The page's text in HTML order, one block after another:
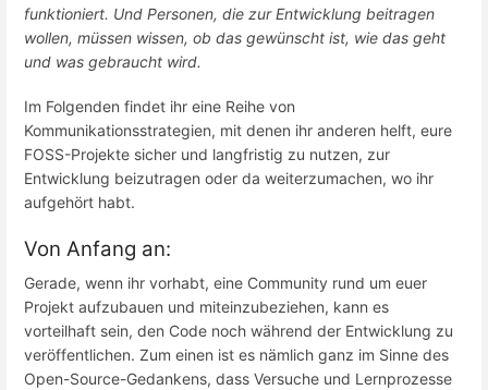
funktioniert. Und Personen, die zur Entwicklung beitragen
wollen, müssen wissen, ob das gewünscht ist, wie das geht
und was gebraucht wird.
Im Folgenden findet ihr eine Reihe von
Kommunikationsstrategien, mit denen ihr anderen helft, eure
FOSS-Projekte sicher und langfristig zu nutzen, zur
Entwicklung beizutragen oder da weiterzumachen, wo ihr
aufgehört habt.
Von Anfang an:
Gerade, wenn ihr vorhabt, eine Community rund um euer
Projekt aufzubauen und miteinzubeziehen, kann es
vorteilhaft sein, den Code noch während der Entwicklung zu
veröffentlichen. Zum einen ist es nämlich ganz im Sinne des
Open-Source-Gedankens, dass Versuche und Lernprozesse